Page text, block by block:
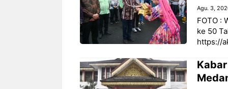
Agu. 3,
FOTO :
ke 50
https://